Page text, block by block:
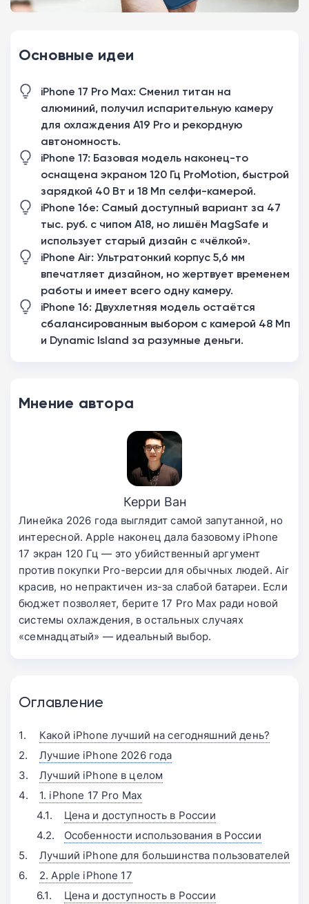
Основные идеи
iPhone 17 Pro Max: Сменил титан на
алюминий, получил испарительную камеру
для охлаждения A19 Pro и рекордную
автономность.
iPhone 17: Базовая модель наконец-то
оснащена экраном 120 Гц ProMotion, быстрой
зарядкой 40 Вт и 18 Мп селфи-камерой.
iPhone 16e: Самый доступный вариант за 47
тыс. руб. с чипом A18, но лишён MagSafe и
использует старый дизайн с «чёлкой».
iPhone Air: Ультратонкий корпус 5,6 мм
впечатляет дизайном, но жертвует временем
работы и имеет всего одну камеру.
iPhone 16: Двухлетняя модель остаётся
сбалансированным выбором с камерой 48 Мп
и Dynamic Island за разумные деньги.
Мнение автора
Керри Ван
Линейка 2026 года выглядит самой запутанной, но
интересной. Apple наконец дала базовому iPhone
17 экран 120 Гц — это убийственный аргумент
против покупки Pro-версии для обычных людей. Air
красив, но непрактичен из-за слабой батареи. Если
бюджет позволяет, берите 17 Pro Max ради новой
системы охлаждения, в остальных случаях
«семнадцатый» — идеальный выбор.
Оглавление
Какой iPhone лучший на сегодняшний день?
Лучшие iPhone 2026 года
Лучший iPhone в целом
1. iPhone 17 Pro Max
Цена и доступность в России
Особенности использования в России
Лучший iPhone для большинства пользователей
2. Apple iPhone 17
Цена и доступность в России